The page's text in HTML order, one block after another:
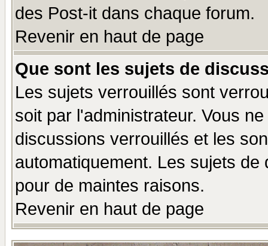
des Post-it dans chaque forum.
Revenir en haut de page
Que sont les sujets de
Les sujets verrouillés sont
soit par l'administrateur. Vous
discussions verrouillés et les
automatiquement. Les sujets
pour de maintes raisons.
Revenir en haut de page